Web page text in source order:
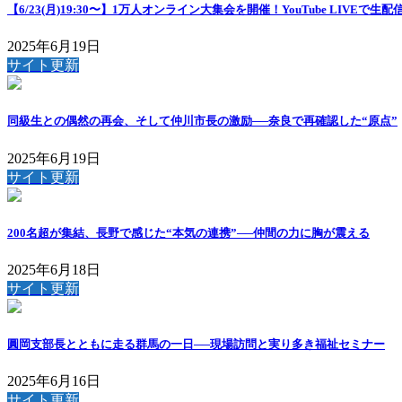
【6/23(月)19:30〜】1万人オンライン大集会を開催！YouTube LIVEで生配
2025年6月19日
サイト更新
同級生との偶然の再会、そして仲川市長の激励──奈良で再確認した“原点”
2025年6月19日
サイト更新
200名超が集結、長野で感じた“本気の連携”──仲間の力に胸が震える
2025年6月18日
サイト更新
圓岡支部長とともに走る群馬の一日──現場訪問と実り多き福祉セミナー
2025年6月16日